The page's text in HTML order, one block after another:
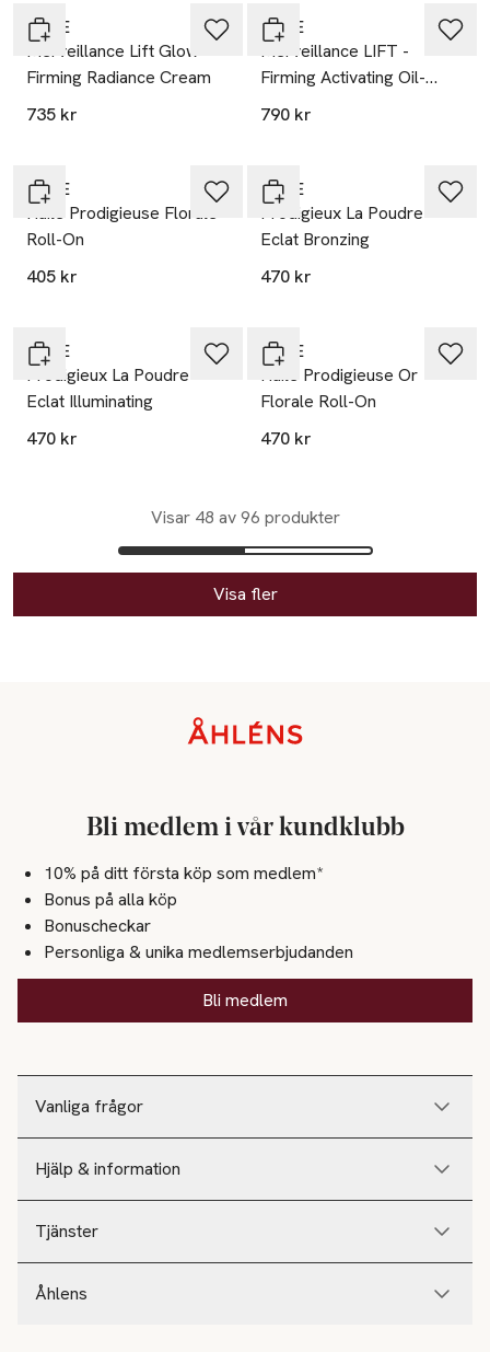
NUXE
Merveillance Lift Glow
Firming Radiance Cream
735 kr
NUXE
Merveillance LIFT -
Firming Activating Oil-
Serum
790 kr
NUXE
Huile Prodigieuse Florale
Roll-On
405 kr
NUXE
Prodigieux La Poudre
Eclat Bronzing
470 kr
NUXE
Prodigieux La Poudre
Eclat Illuminating
470 kr
NUXE
Huile Prodigieuse Or
Florale Roll-On
470 kr
Visar 48 av 96 produkter
Visa fler
Vanliga frågor
Hjälp & information
Tjänster
Åhlens
Bli medlem i vår kundklubb
10% på ditt första köp som medlem*
Bonus på alla köp
Bonuscheckar
Personliga & unika medlemserbjudanden
Bli medlem